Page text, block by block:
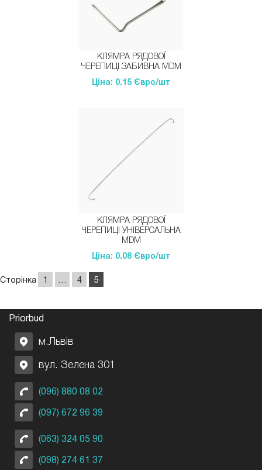
КЛЯМРА РЯДОВОЇ
ЧЕРЕПИЦІ ЗАБИВНА MDM
Ціна: 0.15 Євро/шт
КЛЯМРА РЯДОВОЇ
ЧЕРЕПИЦІ УНІВЕРСАЛЬНА
MDM
Ціна: 0.08 Євро/шт
Сторінка 1 4 5
Priorbud
м.Львів
вул. Зелена 301
(096) 880 08 02
(097) 672 96 39
(063) 324 05 90
(098) 274 61 37